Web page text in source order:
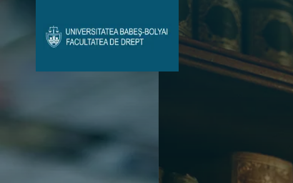
Avizier Studenți
Contact